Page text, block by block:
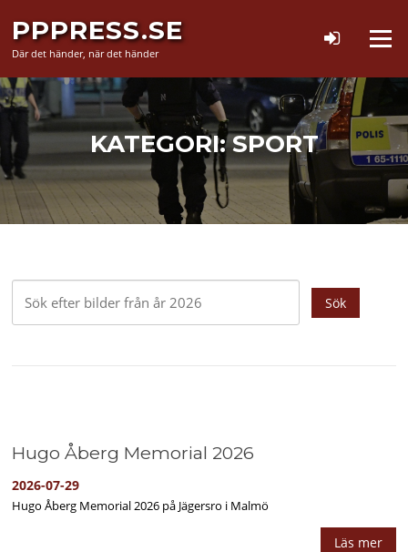
innehåll
PPPRESS.SE
Där det händer, när det händer
Meny
KATEGORI:SPORT
Sök
Hugo Åberg Memorial 2026
2026-07-29
Hugo Åberg Memorial 2026 på Jägersro i Malmö
Läs mer